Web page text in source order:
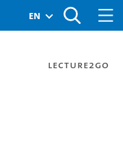
en
Lecture2Go